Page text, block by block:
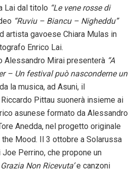
Lai dal titolo “Le vene rosse di
“Ruviu – Biancu – Nigheddu”
artista gavoese Chiara Mulas in
Enrico Lai.
Alessandro Mirai presenterà “A
– Un festival può nasconderne un
la musica, ad Asuni, il
Pittau suonerà insieme ai
asunese formato da Alessandro
Anedda, nel progetto originale
Mood. Il 3 ottobre a Solarussa
Perrino, che propone un
Grazia Non Ricevuta’e canzoni